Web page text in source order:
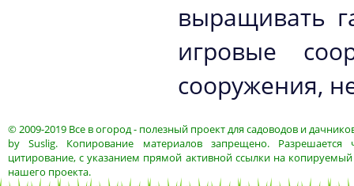
выращивать
игровые
сооружения,
© 2009-2019 Все в огород- полезный проект для садоводов и
bySuslig. Копирование материалов запрещено. Разрешается
цитирование, с указанием прямой активной ссылки на
нашего проекта.